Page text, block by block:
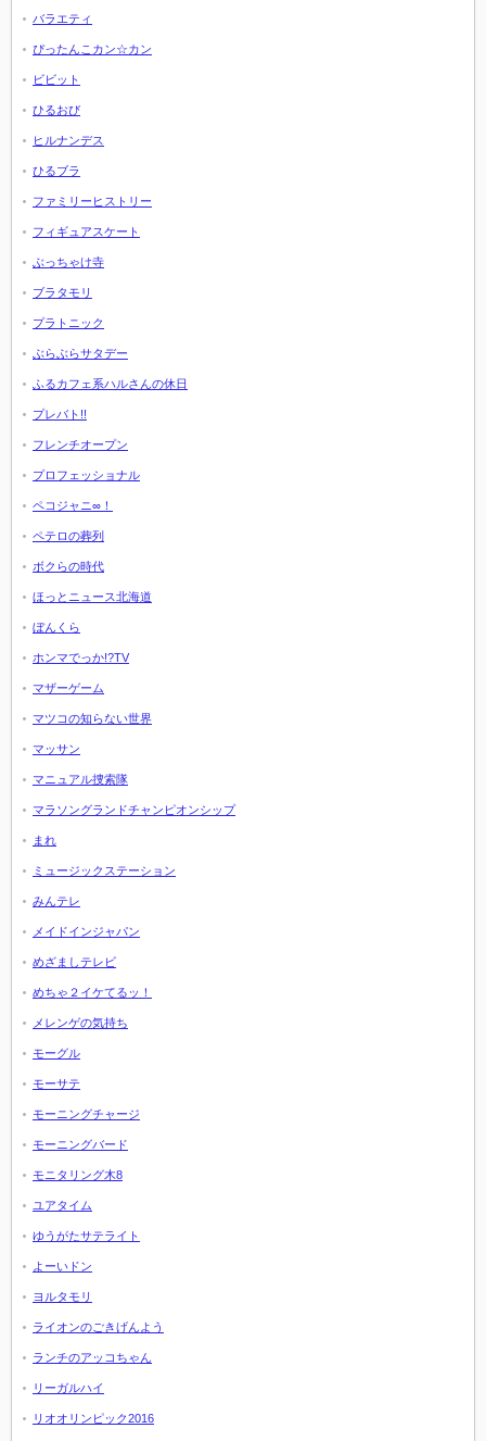
バラエティ
ぴったんこカン☆カン
ビビット
ひるおび
ヒルナンデス
ひるブラ
ファミリーヒストリー
フィギュアスケート
ぶっちゃけ寺
ブラタモリ
プラトニック
ぶらぶらサタデー
ふるカフェ系ハルさんの休日
プレバト!!
フレンチオープン
プロフェッショナル
ペコジャニ∞！
ペテロの葬列
ボクらの時代
ほっとニュース北海道
ぼんくら
ホンマでっか!?TV
マザーゲーム
マツコの知らない世界
マッサン
マニュアル捜索隊
マラソングランドチャンピオンシップ
まれ
ミュージックステーション
みんテレ
メイドインジャパン
めざましテレビ
めちゃ２イケてるッ！
メレンゲの気持ち
モーグル
モーサテ
モーニングチャージ
モーニングバード
モニタリング木8
ユアタイム
ゆうがたサテライト
よーいドン
ヨルタモリ
ライオンのごきげんよう
ランチのアッコちゃん
リーガルハイ
リオオリンピック2016